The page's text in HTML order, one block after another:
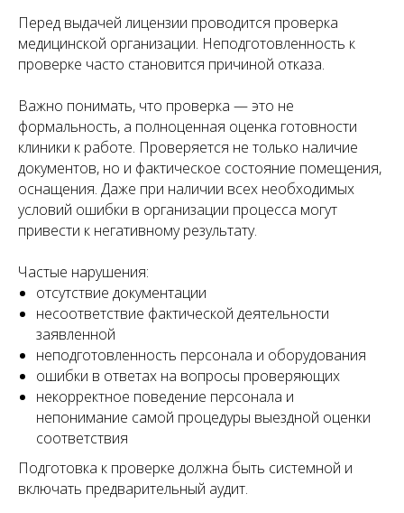
Перед выдачей лицензии проводится проверка
медицинской организации. Неподготовленность к
проверке часто становится причиной отказа.
Важно понимать, что проверка — это не
формальность, а полноценная оценка готовности
клиники к работе. Проверяется не только наличие
документов, но и фактическое состояние помещения,
оснащения. Даже при наличии всех необходимых
условий ошибки в организации процесса могут
привести к негативному результату.
Частые нарушения:
отсутствие документации
несоответствие фактической деятельности
заявленной
неподготовленность персонала и оборудования
ошибки в ответах на вопросы проверяющих
некорректное поведение персонала и
непонимание самой процедуры выездной оценки
соответствия
Подготовка к проверке должна быть системной и
включать предварительный аудит.